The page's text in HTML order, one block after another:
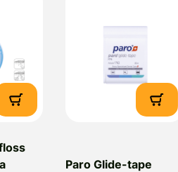
Paro Glide-tape